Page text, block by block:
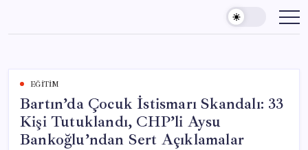
content
EĞITIM
Bartın’da Çocuk İstismarı Skandalı: 33
Kişi Tutuklandı, CHP’li Aysu
Bankoğlu’ndan Sert Açıklamalar